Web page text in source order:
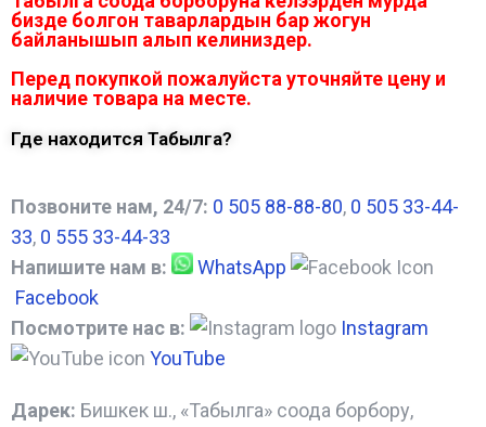
бизде болгон таварлардын бар жогун
байланышып алып келиниздер.
Перед покупкой пожалуйста уточняйте цену и
наличие товара на месте.
Где находится Табылга?
Позвоните нам, 24/7: 0 505 88-88-80, 0 505 33-44-
33, 0 555 33-44-33
Напишите нам в:
WhatsApp
Facebook
Посмотрите нас в:
Instagram
YouTube
Дарек: Бишкек ш., «Табылга» соода борбору,